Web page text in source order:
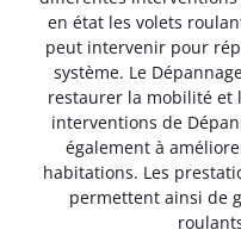
en état les volets
peut intervenir pour
système. Le
restaurer la mobilité et
interventions de
également à
habitations. Les
permettent ainsi de